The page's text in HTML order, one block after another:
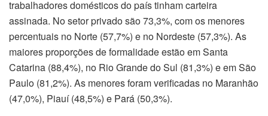
trabalhadoresdomésticos do país tinham carteira
assinada. No setor privado são 73,3%, com os menores
percentuais no Norte (57,7%) e no Nordeste (57,3%). As
maiores proporções de formalidade estão em Santa
Catarina (88,4%), no Rio Grande do Sul (81,3%) e em São
Paulo (81,2%). As menores foram verificadas no Maranhão
(47,0%), Piauí (48,5%) e Pará (50,3%).